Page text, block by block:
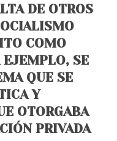
DE OTROS
COMO
SE
QUE SE
Y
OTORGABA
PRIVADA